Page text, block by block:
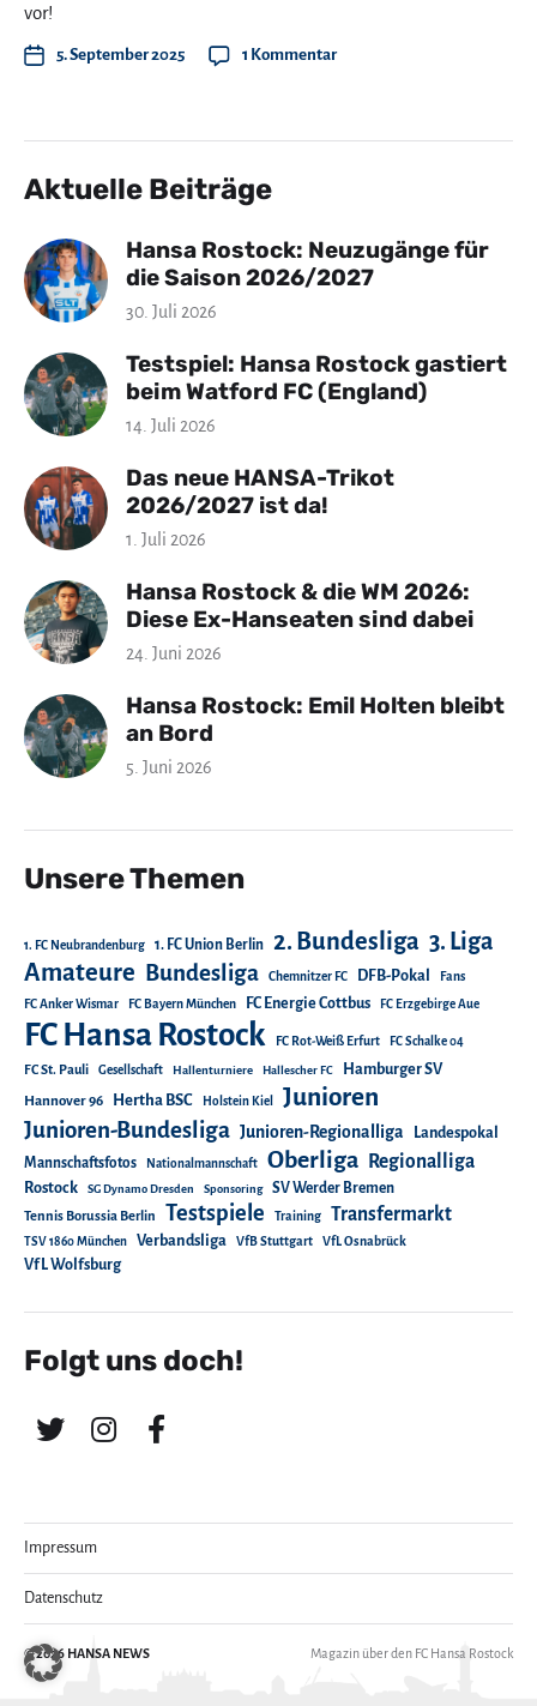
vor!
5. September 2025 1 Kommentar
Aktuelle Beiträge
Hansa Rostock: Neuzugänge für
die Saison 2026/2027
30. Juli 2026
Testspiel: Hansa Rostock gastiert
beim Watford FC (England)
14. Juli 2026
Das neue HANSA-Trikot
2026/2027 ist da!
1. Juli 2026
Hansa Rostock & die WM 2026:
Diese Ex-Hanseaten sind dabei
24. Juni 2026
Hansa Rostock: Emil Holten bleibt
an Bord
5. Juni 2026
Unsere Themen
1. FC Neubrandenburg 1. FC Union Berlin 2. Bundesliga 3. Liga
Amateure Bundesliga Chemnitzer FC DFB-Pokal Fans
FC Anker Wismar FC Bayern München FC Energie Cottbus FC Erzgebirge Aue
FC Hansa Rostock FC Rot-Weiß Erfurt FC Schalke 04
FC St. Pauli Gesellschaft Hallenturniere Hallescher FC Hamburger SV
Hannover 96 Hertha BSC Holstein Kiel Junioren
Junioren-Bundesliga Junioren-Regionalliga
Landespokal
Mannschaftsfotos
Nationalmannschaft Oberliga Regionalliga
Rostock SG Dynamo Dresden Sponsoring SV Werder Bremen
Tennis Borussia Berlin Testspiele Training Transfermarkt
TSV 1860 München Verbandsliga VfB Stuttgart VfL Osnabrück
VfL Wolfsburg
Folgt uns doch!
Impressum
Datenschutz
© 2026 HANSA NEWS Magazin über den FC Hansa Rostock